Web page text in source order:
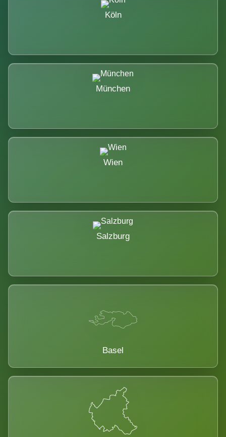
Köln
München
Wien
Salzburg
Basel